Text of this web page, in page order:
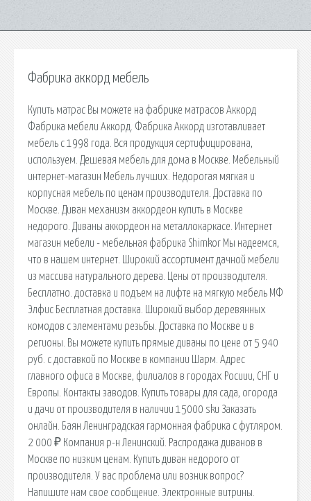
Фабрика аккорд мебель
Купить матрас Вы можете на фабрике матрасов Аккорд
Фабрика мебели Аккорд. Фабрика Аккорд изготавливает
мебель с 1998 года. Вся продукция сертифицирована,
используем. Дешевая мебель для дома в Москве. Мебельный
интернет-магазин Мебель лучших. Недорогая мягкая и
корпусная мебель по ценам производителя. Доставка по
Москве. Диван механизм аккордеон купить в Москве
недорого. Диваны аккордеон на металлокаркасе. Интернет
магазин мебели - мебельная фабрика Shimkor Мы надеемся,
что в нашем интернет. Широкий ассортимент дачной мебели
из массива натурального дерева. Цены от производителя.
Бесплатно. доставка и подъем на лифте на мягкую мебель МФ
Элфис Бесплатная доставка. Широкий выбор деревянных
комодов с элементами резьбы. Доставка по Москве и в
регионы. Вы можете купить прямые диваны по цене от 5 940
руб. с доставкой по Москве в компании Шарм. Адрес
главного офиса в Москве, филиалов в городах Росиии, СНГ и
Европы. Контакты заводов. Купить товары для сада, огорода
и дачи от производителя в наличии 15000 sku Заказать
онлайн. Баян Ленинградская гармонная фабрика с футляром.
2 000 ₽ Компания р-н Ленинский. Распродажа диванов в
Москве по низким ценам. Купить диван недорого от
производителя. У вас проблема или возник вопрос?
Напишите нам свое сообщение. Электронные витрины.